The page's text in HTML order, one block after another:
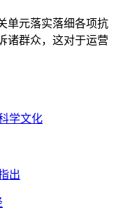
单元落实落细各项抗
诸群众，这对于运营
学文化
出